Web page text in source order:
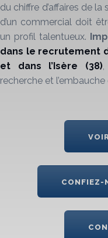
du chiffre d’affaires de
d’un commercial doit
un profil talentueux.
dans le recrutement
et dans l’Isère
(38),
recherche et
CONFIEZ-